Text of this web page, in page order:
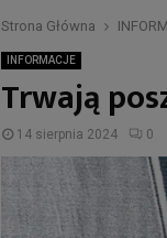
Strona Główna
INFORMACJE
Trwają
14 sierpnia 2024 0